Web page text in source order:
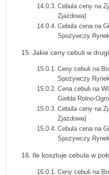
Cebula ceny na
Zjazdowa)
Cebula cena na
Spożywczy
Jakie ceny cebuli w
Ceny cebuli na
Spożywczy
Cena cebuli na
Giełda Rolno-
Cebula ceny na
Zjazdowa)
Cebula cena na
Spożywczy
Ile kosztuje cebula w
Ceny cebuli na